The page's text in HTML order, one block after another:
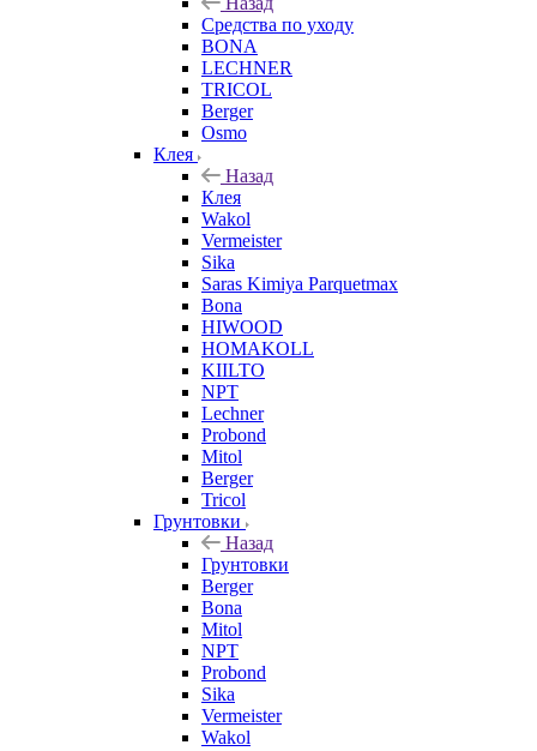
Средства по уходу
BONA
LECHNER
TRICOL
Berger
Osmo
Клея
Назад
Клея
Wakol
Vermeister
Sika
Saras Kimiya Parquetmax
Bona
HIWOOD
HOMAKOLL
KIILTO
NPT
Lechner
Probond
Mitol
Berger
Tricol
Грунтовки
Назад
Грунтовки
Berger
Bona
Mitol
NPT
Probond
Sika
Vermeister
Wakol